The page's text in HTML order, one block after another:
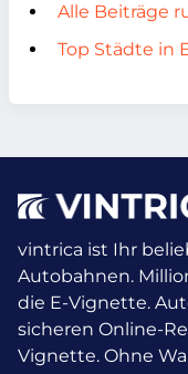
Alle Beiträge
Top Städte in
vintrica ist Ihr
Autobahnen.
die E-Vignette.
sicheren Online-
Vignette. Ohne